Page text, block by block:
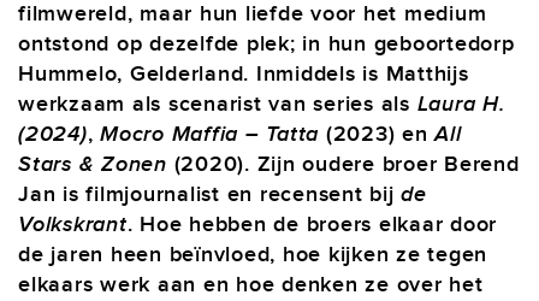
filmwereld, maar hun liefde voor het medium
ontstond op dezelfde plek; in hun geboortedorp
Hummelo, Gelderland. Inmiddels is Matthijs
werkzaam als scenarist van series als Laura H.
(2024),Mocro Maffia – Tatta (2023) enAll
Stars & Zonen (2020). Zijn oudere broer Berend
Jan is filmjournalist en recensent bijde
Volkskrant. Hoe hebben de broers elkaar door
de jaren heen beïnvloed, hoe kijken ze tegen
elkaars werk aan en hoe denken ze over het